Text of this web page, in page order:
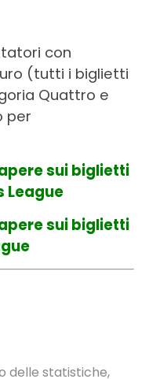
con
(tutti i biglietti
Quattro e
per
sui biglietti
League
sui biglietti
delle statistiche,